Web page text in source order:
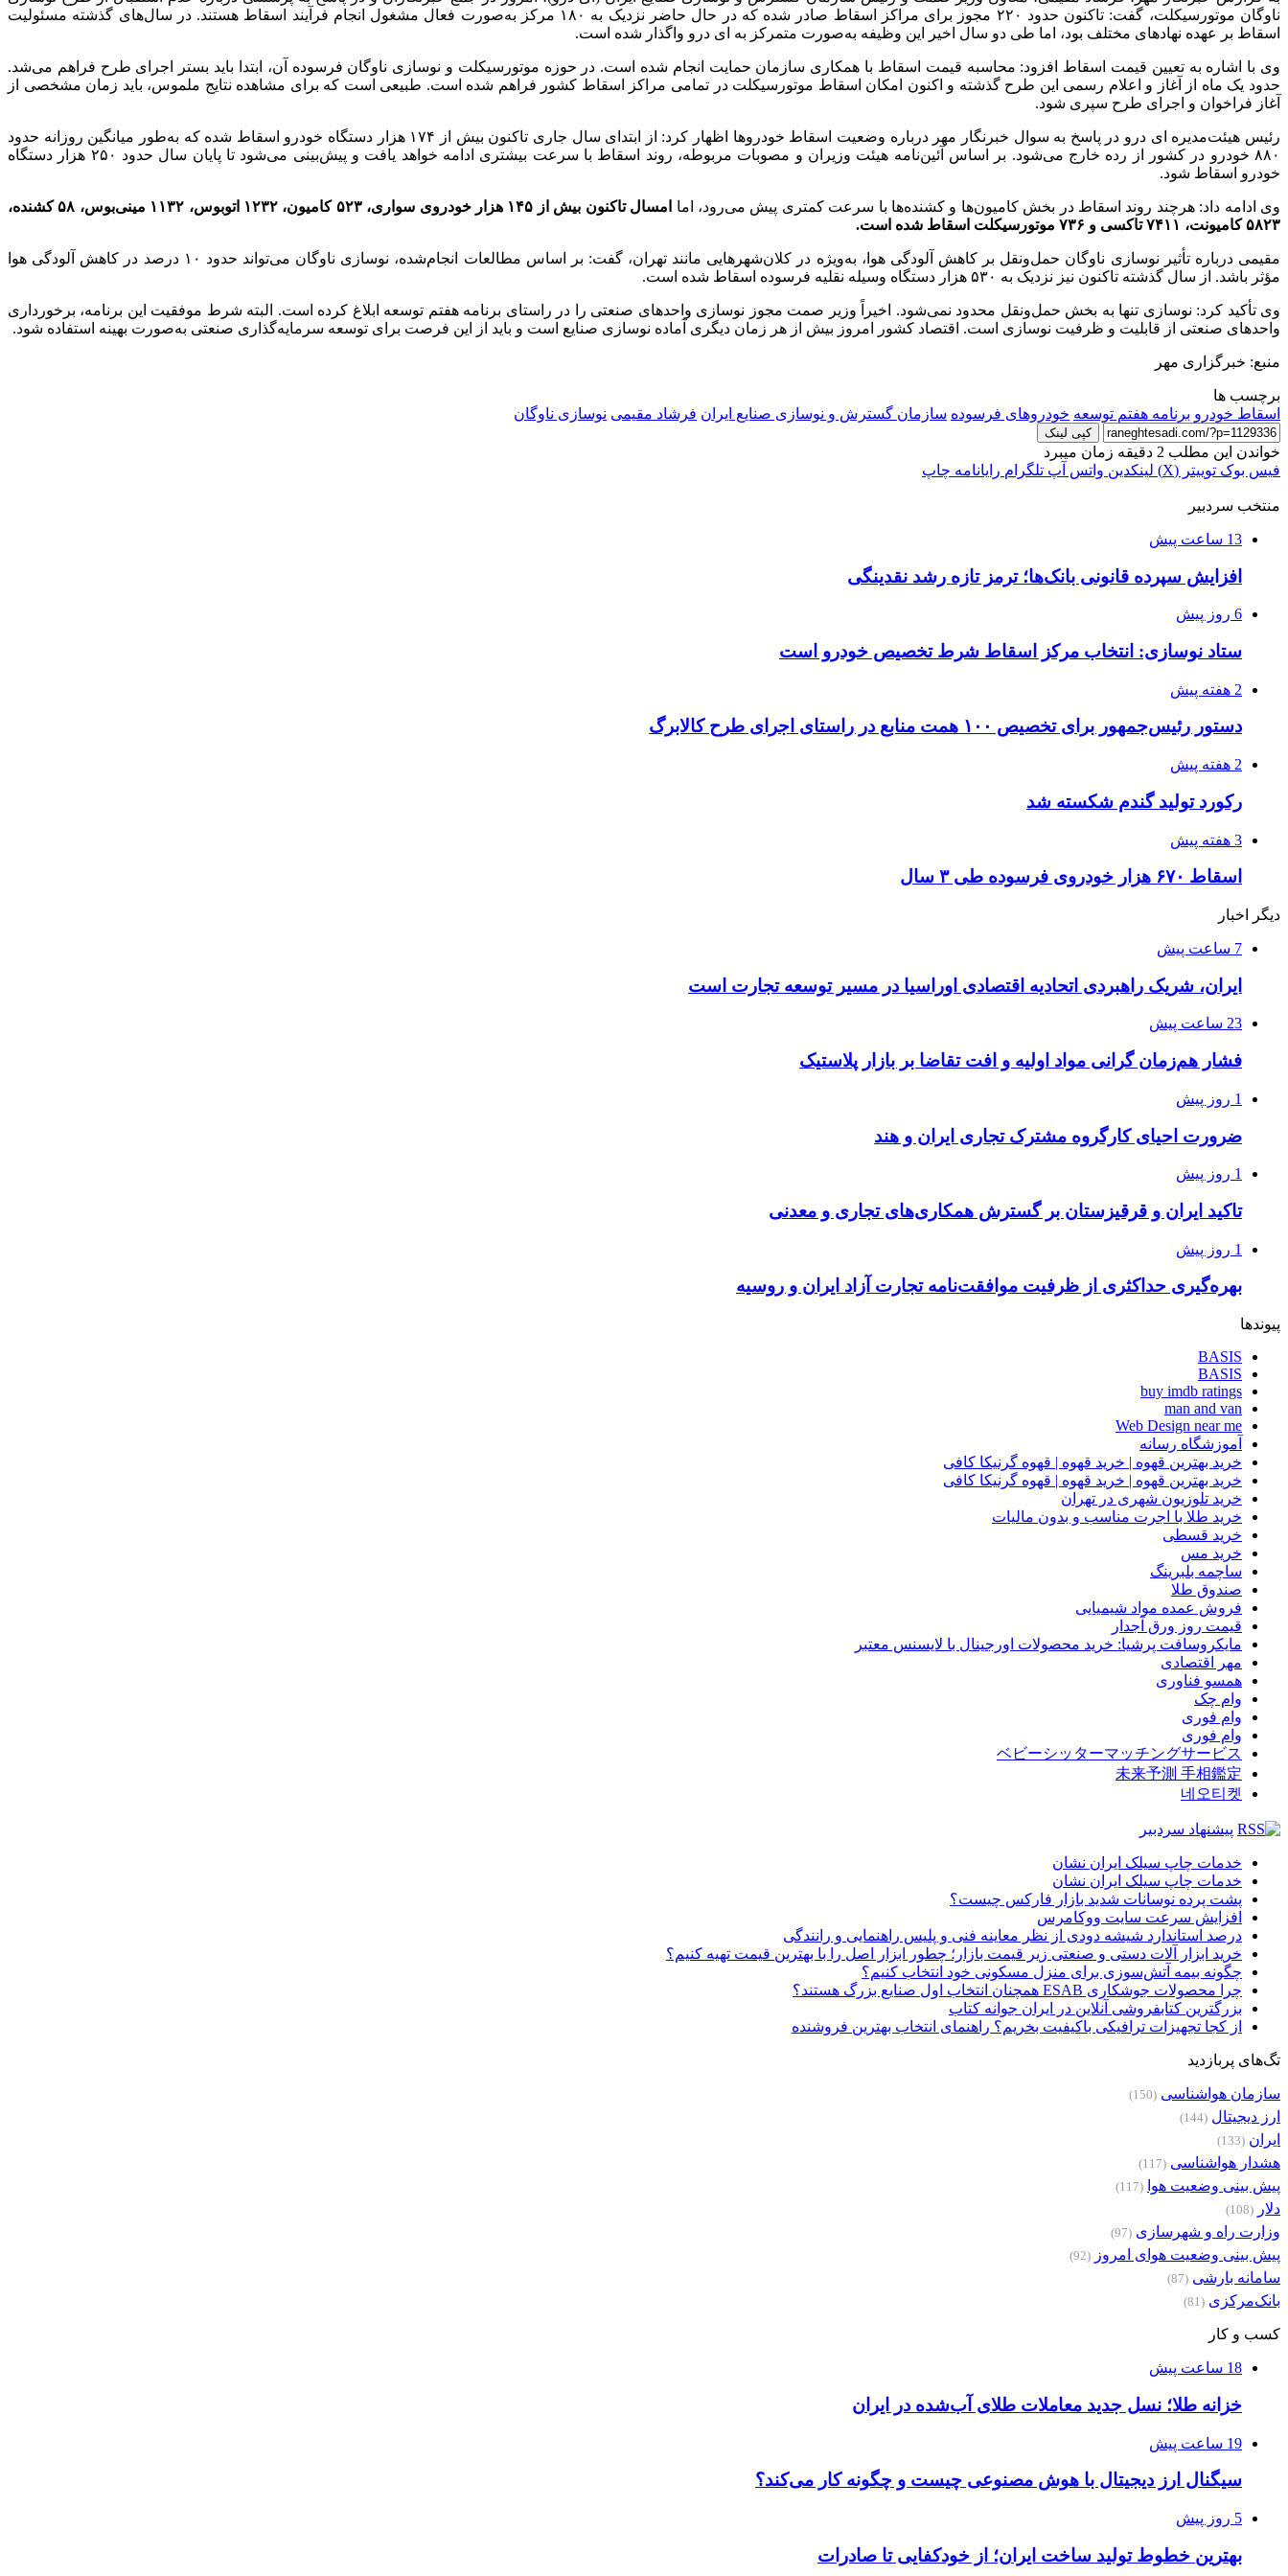
ناوگان موتورسیکلت، گفت: تاکنون حدود ۲۲۰ مجوز برای مراکز اسقاط صادر شده که در حال حاضر نزدیک به ۱۸۰ مرکز به‌صورت فعال مشغول انجام فرآیند اسقاط هستند. در سال‌های گذشته مسئولیت
اسقاط بر عهده نهادهای مختلف بود، اما طی دو سال اخیر این وظیفه به‌صورت متمرکز به ای درو واگذار شده است.
وی با اشاره به تعیین قیمت اسقاط افزود: محاسبه قیمت اسقاط با همکاری سازمان حمایت انجام شده است. در حوزه موتورسیکلت و نوسازی ناوگان فرسوده آن، ابتدا باید بستر اجرای طرح فراهم می‌شد.
حدود یک ماه از آغاز و اعلام رسمی این طرح گذشته و اکنون امکان اسقاط موتورسیکلت در تمامی مراکز اسقاط کشور فراهم شده است. طبیعی است که برای مشاهده نتایج ملموس، باید زمان مشخصی از
آغاز فراخوان و اجرای طرح سپری شود.
رئیس هیئت‌مدیره ای درو
در پاسخ به سوال خبرنگار مهر درباره وضعیت اسقاط خودروها اظهار کرد: از ابتدای سال جاری تاکنون بیش از ۱۷۴ هزار دستگاه خودرو اسقاط شده که به‌طور میانگین روزانه حدود
۸۸۰ خودرو در کشور از رده خارج می‌شود. بر اساس آئین‌نامه هیئت وزیران و مصوبات مربوطه، روند اسقاط با سرعت بیشتری ادامه خواهد یافت و پیش‌بینی می‌شود تا پایان سال حدود ۲۵۰ هزار دستگاه
خودرو اسقاط شود.
وی ادامه داد: هرچند روند اسقاط در بخش کامیون‌ها و کشنده‌ها با سرعت کمتری پیش می‌رود، اما
امسال تاکنون بیش از ۱۴۵ هزار خودروی سواری، ۵۲۳ کامیون، ۱۲۳۲ اتوبوس، ۱۱۳۲ مینی‌بوس، ۵۸ کشنده،
۵۸۲۳ کامیونت، ۷۴۱۱ تاکسی و ۷۳۶ موتورسیکلت اسقاط شده است.
مقیمی درباره تأثیر نوسازی ناوگان حمل‌ونقل بر کاهش آلودگی هوا، به‌ویژه در کلان‌شهرهایی مانند تهران، گفت: بر اساس مطالعات انجام‌شده، نوسازی ناوگان می‌تواند حدود ۱۰ درصد در کاهش آلودگی هوا
مؤثر باشد. از سال گذشته تاکنون نیز نزدیک به ۵۳۰ هزار دستگاه وسیله نقلیه فرسوده اسقاط شده است.
وی تأکید کرد: نوسازی تنها به بخش حمل‌ونقل محدود نمی‌شود. اخیراً وزیر صمت مجوز نوسازی واحدهای صنعتی را در راستای برنامه هفتم توسعه ابلاغ کرده است. البته شرط موفقیت این برنامه، برخورداری
واحدهای صنعتی از قابلیت و ظرفیت نوسازی است. اقتصاد کشور امروز بیش از هر زمان دیگری آماده نوسازی صنایع است و باید از این فرصت برای توسعه سرمایه‌گذاری صنعتی به‌صورت بهینه استفاده شود.
منبع: خبرگزاری مهر
برچسب ها
اسقاط خودرو برنامه هفتم توسعه خودروهای فرسوده سازمان گسترش و نوسازی صنایع ایران فرشاد مقیمی نوسازی ناوگان
کپی لینک
خواندن این مطلب 2 دقیقه زمان میبرد
فیس بوک توییتر (X) لینکدین واتس آپ تلگرام رایانامه چاپ
منتخب سردبیر
13 ساعت پیش
افزایش سپرده قانونی بانک‌ها؛ ترمز تازه رشد نقدینگی
6 روز پیش
ستاد نوسازی: انتخاب مرکز اسقاط شرط تخصیص خودرو است
2 هفته پیش
دستور رئیس‌جمهور برای تخصیص ۱۰۰ همت منابع در راستای اجرای طرح کالابرگ
2 هفته پیش
رکورد تولید گندم شکسته شد
3 هفته پیش
اسقاط ۶۷۰ هزار خودروی فرسوده طی ۳ سال
دیگر اخبار
7 ساعت پیش
ایران، شریک راهبردی اتحادیه اقتصادی اوراسیا در مسیر توسعه تجارت است
23 ساعت پیش
فشار هم‌زمان گرانی مواد اولیه و افت تقاضا بر بازار پلاستیک
1 روز پیش
ضرورت احیای کارگروه مشترک تجاری ایران و هند
1 روز پیش
تاکید ایران و قرقیزستان بر گسترش همکاری‌های تجاری و معدنی
1 روز پیش
بهره‌گیری حداکثری از ظرفیت موافقت‌نامه تجارت آزاد ایران و روسیه
پیوندها
BASIS
BASIS
buy imdb ratings
man and van
Web Design near me
آموزشگاه رسانه
خرید بهترین قهوه | خرید قهوه | قهوه گرنیکا کافی
خرید بهترین قهوه | خرید قهوه | قهوه گرنیکا کافی
خرید تلوزیون شهری در تهران
خرید طلا با اجرت مناسب و بدون مالیات
خرید قسطی
خرید مس
ساچمه بلبرینگ
صندوق طلا
فروش عمده مواد شیمیایی
قیمت روز ورق آجدار
مایکروسافت پرشیا: خرید محصولات اورجینال با لایسنس معتبر
مهر اقتصادی
همسو فناوری
وام چک
وام فوری
وام فوری
ベビーシッターマッチングサービス
未来予測 手相鑑定
네오티켓
پیشنهاد سردبیر
خدمات چاپ سیلک ایران نشان
خدمات چاپ سیلک ایران نشان
پشت پرده نوسانات شدید بازار فارکس چیست؟
افزایش سرعت سایت ووکامرس
درصد استاندارد شیشه دودی از نظر معاینه فنی و پلیس راهنمایی و رانندگی
خرید ابزار آلات دستی و صنعتی زیر قیمت بازار؛ چطور ابزار اصل را با بهترین قیمت تهیه کنیم؟
چگونه بیمه آتش‌سوزی برای منزل مسکونی خود انتخاب کنیم؟
چرا محصولات جوشکاری ESAB همچنان انتخاب اول صنایع بزرگ هستند؟
بزرگترین کتابفروشی آنلاین در ایران جوانه کتاب
از کجا تجهیزات ترافیکی باکیفیت بخریم؟ راهنمای انتخاب بهترین فروشنده
تگ‌های پربازدید
سازمان هواشناسی (150)
ارز دیجیتال (144)
ایران (133)
هشدار هواشناسی (117)
پیش بینی وضعیت هوا (117)
دلار (108)
وزارت راه و شهرسازی (97)
پیش بینی وضعیت هوای امروز (92)
سامانه بارشی (87)
بانک‌مرکزی (81)
کسب و کار
18 ساعت پیش
خزانه طلا؛ نسل جدید معاملات طلای آب‌شده در ایران
19 ساعت پیش
سیگنال ارز دیجیتال با هوش مصنوعی چیست و چگونه کار می‌کند؟
5 روز پیش
بهترین خطوط تولید ساخت ایران؛ از خودکفایی تا صادرات